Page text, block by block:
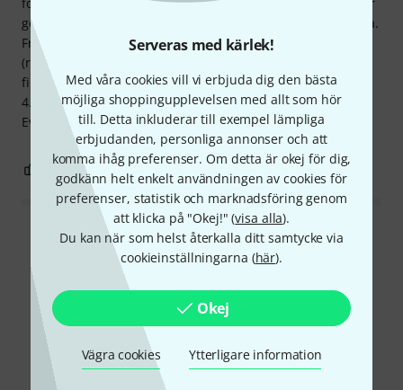
Serveras med kärlek!
Med våra cookies vill vi erbjuda dig den bästa
möjliga shoppingupplevelsen med allt som hör
till. Detta inkluderar till exempel lämpliga
erbjudanden, personliga annonser och att
komma ihåg preferenser. Om detta är okej för dig,
godkänn helt enkelt användningen av cookies för
preferenser, statistik och marknadsföring genom
att klicka på "Okej!" (visa alla).
Du kan när som helst återkalla ditt samtycke via
cookieinställningarna (här).
Okej
Vägra cookies Ytterligare information
generellt sett setet...pukorna och bastrumman är också bra.
Fråga till virveltrummisen: Kan det vara fabriksskinnen
(respons) eller virveltrummans bäddupphängning? Det
finns redan 20 spolar! Åh, och muttgängorna är en smidig
4... olika åtdragnings- och lossningsmoment. Inte ens en
Evans-momentnyckel hjälper. Hälsningar, Thomas
14
Läs alla recensioner
Visste du?
Alla Onlineguide